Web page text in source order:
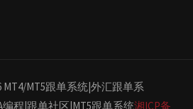
MT4/MT5跟单系统|外汇跟单系
编程|跟单社区|MT5跟单系统湘ICP备